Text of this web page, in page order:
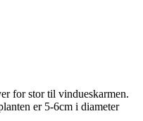
for stor til vindueskarmen.
er 5-6cm i diameter